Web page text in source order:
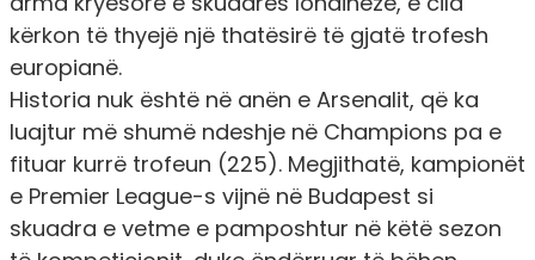
kërkon të thyejë një thatësirë të gjatë trofesh
europianë.
Historia nuk është në anën e Arsenalit, që ka
luajtur më shumë ndeshje në Champions pa e
fituar kurrë trofeun (225). Megjithatë, kampionët
e Premier League-s vijnë në Budapest si
skuadra e vetme e pamposhtur në këtë sezon